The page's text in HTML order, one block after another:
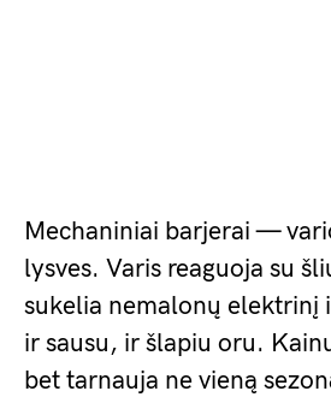
Mechaniniai barjerai —
lysves. Varis reaguoja su
sukelia nemalonų elektrinį
ir sausu, ir šlapiu oru.
bet tarnauja ne vieną